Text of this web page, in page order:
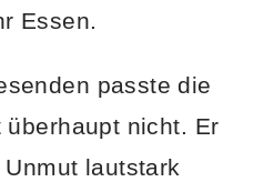
Essen.
passte die
überhaupt nicht. Er
lautstark